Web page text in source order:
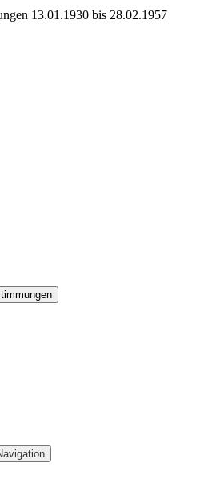
13.01.1930 bis 28.02.1957